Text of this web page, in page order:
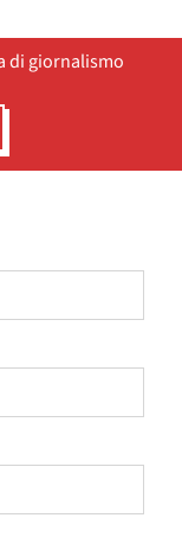
di giornalismo